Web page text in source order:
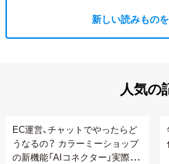
新しい読みもの
人気の
EC運営、チャットでやったらど
うなるの？ カラーミーショップ
の新機能「AIコネクター」実際に